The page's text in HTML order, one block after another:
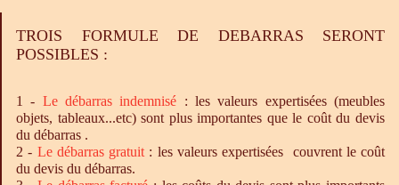
TROIS FORMULE DE DEBARRAS SERONT
POSSIBLES :
1 - Ledébarras indemnisé : les valeurs expertisées (meubles
objets, tableaux...etc) sont plus importantes que le coût du devis
du débarras .
2 - Le débarrasgratuit : les valeurs expertisées couvrent le coût
du devis du débarras.